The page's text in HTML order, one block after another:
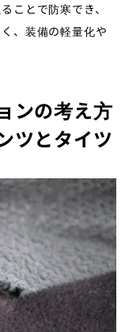
ことで防寒でき、
、装備の軽量化や
ンの考え方
ツとタイツ